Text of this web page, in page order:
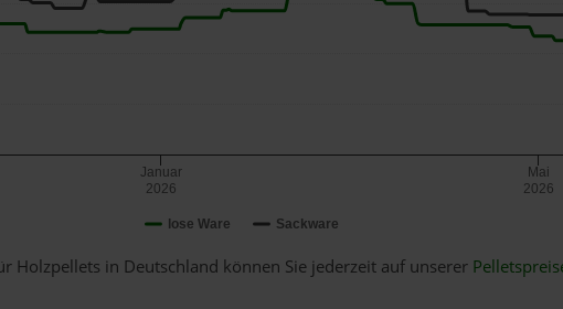
lose Ware Sackware
Januar
2026
Mai
2026
Holzpellets in Deutschland können Sie jederzeit auf unserer